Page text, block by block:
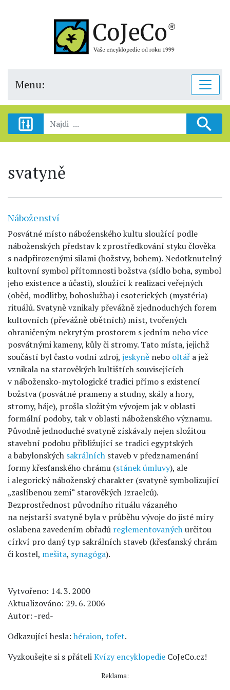
Menu:
svatyně
Náboženství
Posvátné místo náboženského kultu sloužící podle
náboženských představ k zprostředkování styku člověka
s nadpřirozenými silami (božstvy, bohem). Nedotknutelný
kultovní symbol přítomnosti božstva (sídlo boha, symbol
jeho existence a účasti), sloužící k realizaci veřejných
(oběd, modlitby, bohoslužba) i esoterických (mystéria)
rituálů. Svatyně vznikaly převážně zjednoduchých forem
kultovních (převážně obětních) míst, tvořených
ohraničeným nekrytým prostorem s jedním nebo více
posvátnými kameny, kůly či stromy. Tato místa, jejichž
součástí byl často vodní zdroj, jeskyně nebo oltář a jež
vznikala na starověkých kultištích souvisejících
v nábožensko-mytologické tradici přímo s existencí
božstva (posvátné prameny a studny, skály a hory,
stromy, háje), prošla složitým vývojem jak v oblasti
formální podoby, tak v oblasti náboženského významu.
Původně jednoduché svatyně získávaly nejen složitou
stavební podobu přibližující se tradici egyptských
a babylonských sakrálních staveb v předznamenání
formy křesťanského chrámu (stánek úmluvy), ale
i alegorický náboženský charakter (svatyně symbolizující
„zaslíbenou zemi“ starověkých Izraelců).
Bezprostřednost původního rituálu vázaného
na nejstarší svatyně byla v průběhu vývoje do jisté míry
oslabena zavedením obřadů reglementovanýchurčitou
církví pro daný typ sakrálních staveb (křesťanský chrám
či kostel, mešita, synagóga).
Vytvořeno: 14. 3. 2000
Aktualizováno: 29. 6. 2006
Autor: -red-
Odkazující hesla: héraion, tofet.
Vyzkoušejte si s přáteliKvízy encyklopedie CoJeCo.cz!
Reklama: